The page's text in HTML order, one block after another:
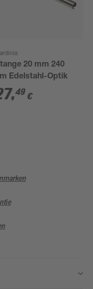
20 mm 240
Edelstahl-Optik
,49 €